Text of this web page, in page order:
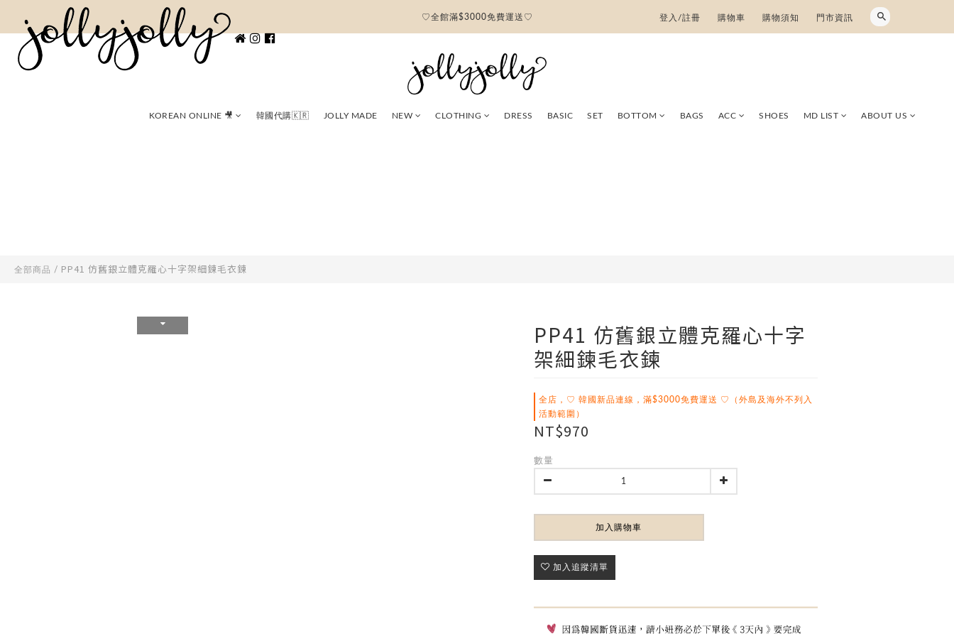
♡全館滿$3000免費運送♡ 登入/註冊 購物車 購物須知 門市資訊
KOREAN ONLINE 🎥 韓國代購🇰🇷 JOLLY MADE NEW CLOTHING DRESS BASIC SET BOTTOM BAGS ACC SHOES MD LIST ABOUT US
全部商品 / PP41 仿舊銀立體克羅心十字架細鍊毛衣鍊
PP41 仿舊銀立體克羅心十字
架細鍊毛衣鍊
全店，♡ 韓國新品連線，滿$3000免費運送 ♡（外島及海外不列入
活動範圍）
NT$970
數量
加入購物車
加入追蹤清單